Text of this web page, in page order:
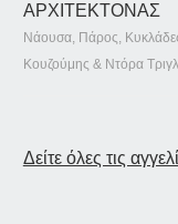
ΑΡΧΙΤΕΚΤΟΝΑΣ
Νάουσα, Πάρος,
Κουζούμης & Ντόρα
Δείτε όλες τις